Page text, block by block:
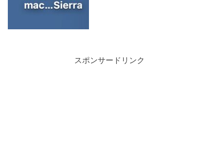
スポンサードリンク